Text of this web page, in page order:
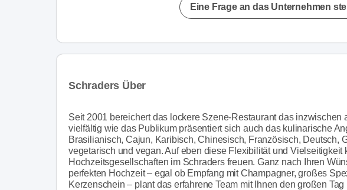
Eine Frage an das Unternehmen
Schraders Über
Seit 2001 bereichert das lockere Szene-Restaurant das inzwischen
vielfältig wie das Publikum präsentiert sich auch das kulinarische
Brasilianisch, Cajun, Karibisch, Chinesisch, Französisch, Deutsch,
vegetarisch und vegan. Auf eben diese Flexibilität und Vielseitigkeit
Hochzeitsgesellschaften im Schraders freuen. Ganz nach Ihren
perfekten Hochzeit – egal ob Empfang mit Champagner, großes
Kerzenschein – plant das erfahrene Team mit Ihnen den großen